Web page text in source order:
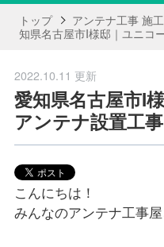
トップ アンテナ工事 施
知県名古屋市I様邸｜ユニコ
2022.10.11 更新
愛知県名古屋市I
アンテナ設置工事
こんにちは！
みんなのアンテナ工事